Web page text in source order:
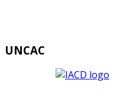
UNCAC